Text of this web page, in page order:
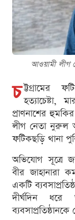
আওয়ামী লীগ
চ ট্টগ্রামের
হত্যাচেষ্টা,
প্রাণনাশের
লীগ নেতা নুরুল
ফটিকছড়ি থানা
অভিযোগ সূত্রে
বীর জাহানারা
একটি
দীর্ঘদিন